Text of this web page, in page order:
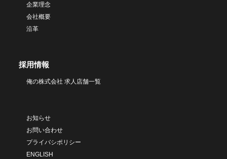
企業理念
会社概要
沿革
採用情報
俺の株式会社 求人店舗一覧
お知らせ
お問い合わせ
プライバシポリシー
ENGLISH